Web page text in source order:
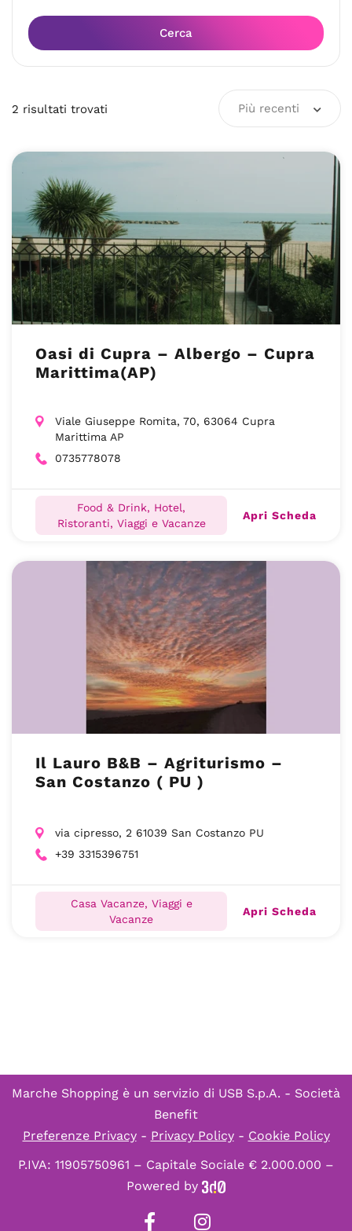
Cerca
2 risultati trovati Più recenti
Oasi di Cupra – Albergo – Cupra
Marittima(AP)
Viale Giuseppe Romita, 70, 63064 Cupra
Marittima AP
0735778078
Food & Drink, Hotel,
Ristoranti, Viaggi e Vacanze
Apri Scheda
Il Lauro B&B – Agriturismo –
San Costanzo ( PU )
via cipresso, 2 61039 San Costanzo PU
+39 3315396751
Casa Vacanze, Viaggi e
Vacanze
Apri Scheda
Marche Shopping è un servizio di USB S.p.A. - Società
Benefit
Preferenze Privacy- Privacy Policy- Cookie Policy
P.IVA: 11905750961 – Capitale Sociale € 2.000.000 –
Powered by